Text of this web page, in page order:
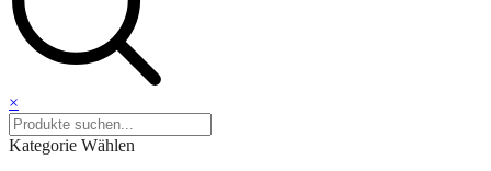
×
Kategorie Wählen